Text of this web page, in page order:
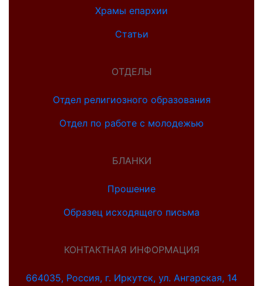
Храмы епархии
Статьи
ОТДЕЛЫ
Отдел религиозного образования
Отдел по работе с молодежью
БЛАНКИ
Прошение
Образец исходящего письма
КОНТАКТНАЯ ИНФОРМАЦИЯ
664035, Россия, г. Иркутск, ул. Ангарская, 14